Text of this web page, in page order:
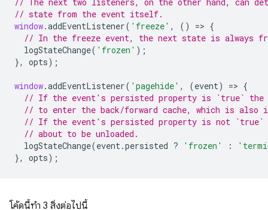
// state from the event itself.
window.addEventListener( 'freeze' , () => {
// In the freeze event, the next state is always
logStateChange( 'frozen' );
},
opts);
window.addEventListener( 'pagehide' , (event) => {
// If the event's persisted property is `true` the
// to enter the back/forward cache, which is also
// If the event's persisted property is not `true`
// about to be unloaded.
logStateChange(event .persisted ? 'frozen' :
},
opts);
โค้ดนี้ทำ 3 สิ่งต่อไปนี้